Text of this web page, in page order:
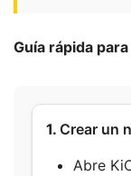
Guía rápida
1. Crear un
Abre